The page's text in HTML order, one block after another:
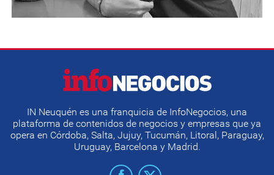
IN Neuquén es una franquicia de InfoNegocios, una
plataforma de contenidos de negocios y empresas que ya
opera en Córdoba, Salta, Jujuy, Tucumán, Litoral, Paraguay,
Uruguay, Barcelona y Madrid.